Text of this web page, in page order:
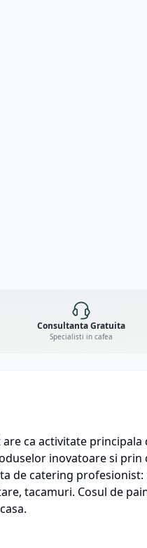
Consultanta Gratuita
Specialisti in cafea
are ca activitate
inovatoare si
de catering
tacamuri. Cosul de